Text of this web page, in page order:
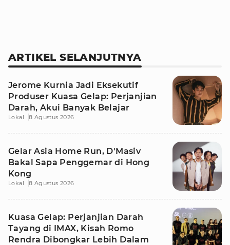
ARTIKEL SELANJUTNYA
Jerome Kurnia Jadi Eksekutif
Produser Kuasa Gelap: Perjanjian
Darah, Akui Banyak Belajar
Lokal 8 Agustus 2026
Gelar Asia Home Run, D'Masiv
Bakal Sapa Penggemar di Hong
Kong
Lokal 8 Agustus 2026
Kuasa Gelap: Perjanjian Darah
Tayang di IMAX, Kisah Romo
Rendra Dibongkar Lebih Dalam